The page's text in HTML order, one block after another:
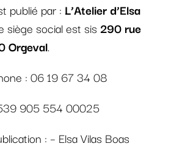
publié par : L’Atelier d’Elsa
siège social est sis 290 rue
Orgeval.
: 06 19 67 34 08
905 554 00025
: – Elsa Vilas Boas